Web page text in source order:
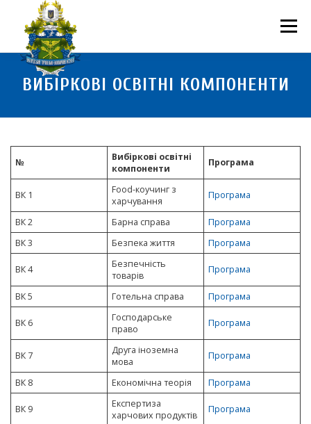
Меню
ПРО НАС НАУКОВА ДІЯЛЬНІСТЬ СТУДЕНТУ
ВИБІРКОВІ ОСВІТНІ КОМПОНЕНТИ
№
Вибіркові освітні
компоненти
Програма
ВК 1
Food-коучинг з
харчування
Програма
ВК 2 Барна справа
Програма
ВК 3
Безпека життя Програма
ВК 4
Безпечність
товарів
Програма
ВК 5 Готельна справа Програма
ВК 6
Господарське
право
Програма
ВК 7
Друга іноземна
мова
Програма
ВК 8 Економічна теорія Програма
ВК 9
Експертиза
харчових продуктів
Програма